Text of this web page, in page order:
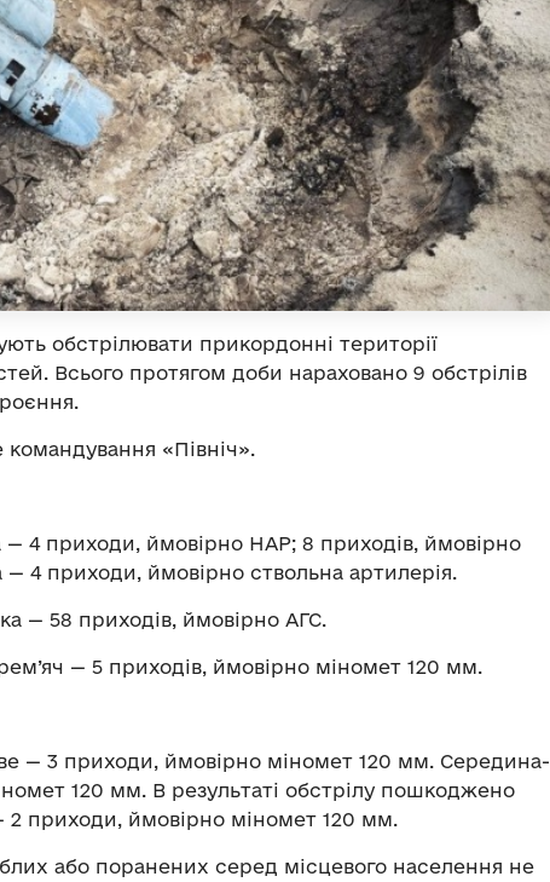
обстрілювати прикордонні території
Всього протягом доби нараховано 9 обстрілів
«Північ».
— 4 приходи, ймовірно НАР; 8 приходів, ймовірно
4 приходи, ймовірно ствольна артилерія.
— 58 приходів, ймовірно АГС.
— 5 приходів, ймовірно міномет 120 мм.
— 3 приходи, ймовірно міномет 120 мм. Середина-
120 мм. В результаті обстрілу пошкоджено
приходи, ймовірно міномет 120 мм.
або поранених серед місцевого населення не